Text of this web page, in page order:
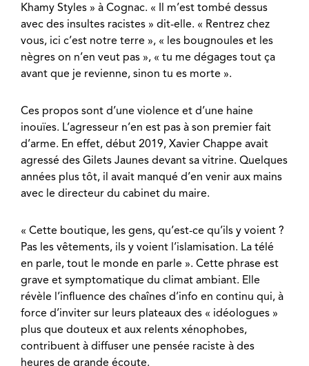
Khamy Styles » à Cognac. « Il m’est tombé dessus
avec des insultes racistes » dit-elle. « Rentrez chez
vous, ici c’est notre terre », « les bougnoules et les
nègres on n’en veut pas », « tu me dégages tout ça
avant que je revienne, sinon tu es morte ».
Ces propos sont d’une violence et d’une haine
inouïes. L’agresseur n’en est pas à son premier fait
d’arme. En effet, début 2019, Xavier Chappe avait
agressé des Gilets Jaunes devant sa vitrine. Quelques
années plus tôt, il avait manqué d’en venir aux mains
avec le directeur du cabinet du maire.
« Cette boutique, les gens, qu’est-ce qu’ils y voient ?
Pas les vêtements, ils y voient l’islamisation. La télé
en parle, tout le monde en parle ». Cette phrase est
grave et symptomatique du climat ambiant. Elle
révèle l’influence des chaînes d’info en continu qui, à
force d’inviter sur leurs plateaux des « idéologues »
plus que douteux et aux relents xénophobes,
contribuent à diffuser une pensée raciste à des
heures de grande écoute.